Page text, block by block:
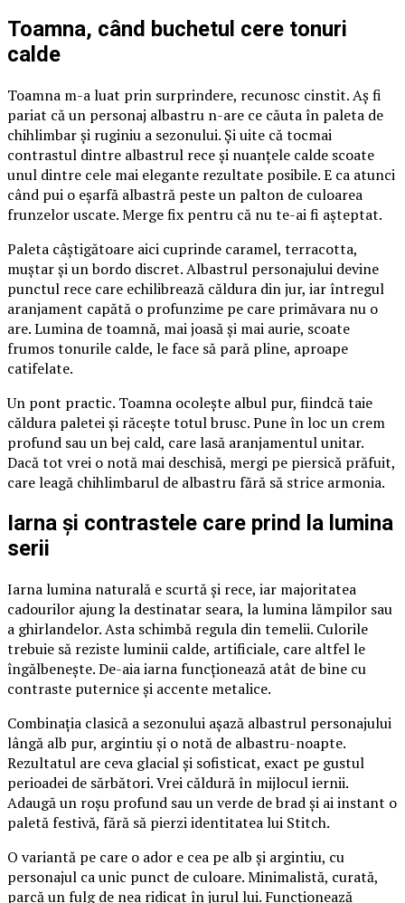
Toamna, când buchetul cere tonuri
calde
Toamna m-a luat prin surprindere, recunosc cinstit. Aș fi
pariat că un personaj albastru n-are ce căuta în paleta de
chihlimbar și ruginiu a sezonului. Și uite că tocmai
contrastul dintre albastrul rece și nuanțele calde scoate
unul dintre cele mai elegante rezultate posibile. E ca atunci
când pui o eșarfă albastră peste un palton de culoarea
frunzelor uscate. Merge fix pentru că nu te-ai fi așteptat.
Paleta câștigătoare aici cuprinde caramel, terracotta,
muștar și un bordo discret. Albastrul personajului devine
punctul rece care echilibrează căldura din jur, iar întregul
aranjament capătă o profunzime pe care primăvara nu o
are. Lumina de toamnă, mai joasă și mai aurie, scoate
frumos tonurile calde, le face să pară pline, aproape
catifelate.
Un pont practic. Toamna ocolește albul pur, fiindcă taie
căldura paletei și răcește totul brusc. Pune în loc un crem
profund sau un bej cald, care lasă aranjamentul unitar.
Dacă tot vrei o notă mai deschisă, mergi pe piersică prăfuit,
care leagă chihlimbarul de albastru fără să strice armonia.
Iarna și contrastele care prind la lumina
serii
Iarna lumina naturală e scurtă și rece, iar majoritatea
cadourilor ajung la destinatar seara, la lumina lămpilor sau
a ghirlandelor. Asta schimbă regula din temelii. Culorile
trebuie să reziste luminii calde, artificiale, care altfel le
îngălbenește. De-aia iarna funcționează atât de bine cu
contraste puternice și accente metalice.
Combinația clasică a sezonului așază albastrul personajului
lângă alb pur, argintiu și o notă de albastru-noapte.
Rezultatul are ceva glacial și sofisticat, exact pe gustul
perioadei de sărbători. Vrei căldură în mijlocul iernii.
Adaugă un roșu profund sau un verde de brad și ai instant o
paletă festivă, fără să pierzi identitatea lui Stitch.
O variantă pe care o ador e cea pe alb și argintiu, cu
personajul ca unic punct de culoare. Minimalistă, curată,
parcă un fulg de nea ridicat în jurul lui. Funcționează